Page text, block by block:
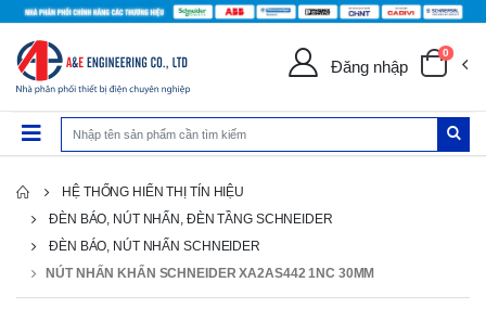
Đăng nhập
0
HỆ THỐNG HIỂN THỊ TÍN HIỆU
ĐÈN BÁO, NÚT NHẤN, ĐÈN TẦNG SCHNEIDER
ĐÈN BÁO, NÚT NHẤN SCHNEIDER
NÚT NHẤN KHẨN SCHNEIDER XA2AS442 1NC 30MM